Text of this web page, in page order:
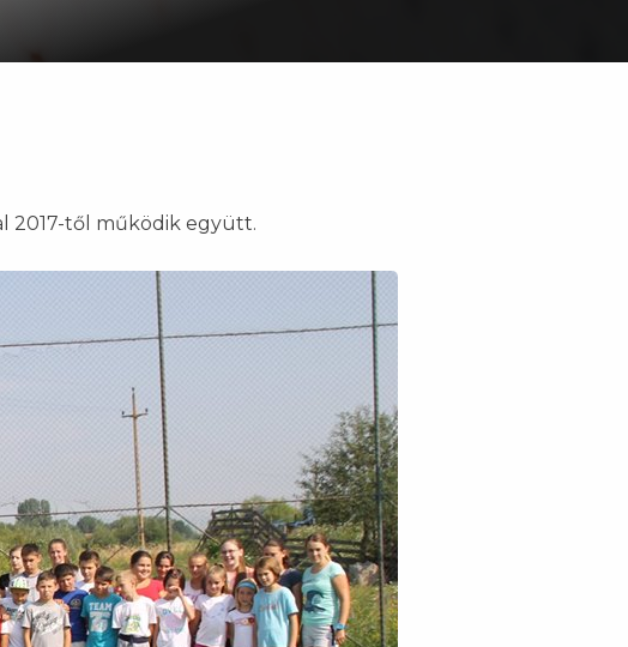
2017-től működik együtt.